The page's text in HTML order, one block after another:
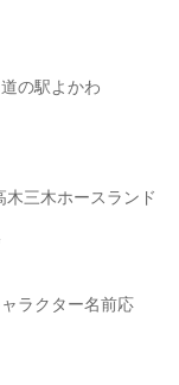
の駅よかわ
三木ホースランド
ラクター名前応